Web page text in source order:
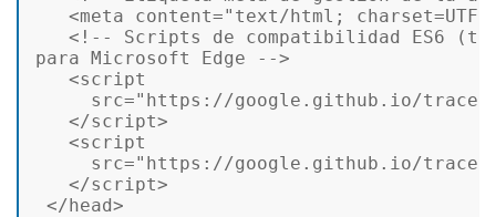
<meta content="text/html; charset=UTF-
<!-- Scripts de compatibilidad ES6
para Microsoft Edge -->
<script
src="https://google.github.io/
</script>
<script
src="https://google.github.io/
</script>
</head>